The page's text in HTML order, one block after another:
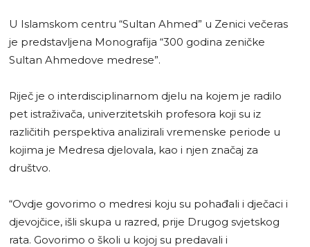
U Islamskom centru “Sultan Ahmed” u Zenici večeras
je predstavljena Monografija “300 godina zeničke
Sultan Ahmedove medrese”.
Riječ je o interdisciplinarnom djelu na kojem je radilo
pet istraživača, univerzitetskih profesora koji su iz
različitih perspektiva analizirali vremenske periode u
kojima je Medresa djelovala, kao i njen značaj za
društvo.
“Ovdje govorimo o medresi koju su pohađali i dječaci i
djevojčice, išli skupa u razred, prije Drugog svjetskog
rata. Govorimo o školi u kojoj su predavali i